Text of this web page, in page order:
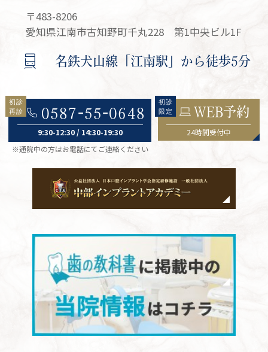
〒483-8206
愛知県江南市古知野町千丸228 第1中央ビル1F
名鉄犬山線「江南駅」から徒歩5分
0587-55-0648
9:30-12:30 / 14:30-19:30
※通院中の方はお電話にてご連絡ください
WEB予約
24時間受付中